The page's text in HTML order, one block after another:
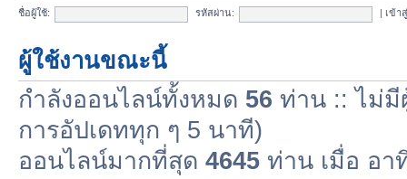
ชื่อผู้ใช้: รหัสผ่าน: เข้า
ผู้ใช้งานขณะนี้
กำลังออนไลน์ทั้งหมด 56 ท่าน :: ไม่มี
การอัปเดททุก ๆ 5 นาที)
ออนไลน์มากที่สุด 4645 ท่าน เมื่อ อา